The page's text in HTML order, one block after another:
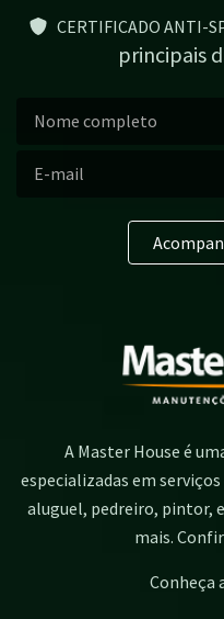
CERTIFICADO ANTI-
principais
A Master House é
especializadas em
aluguel, pedreiro, pintor,
mais.
Conheça